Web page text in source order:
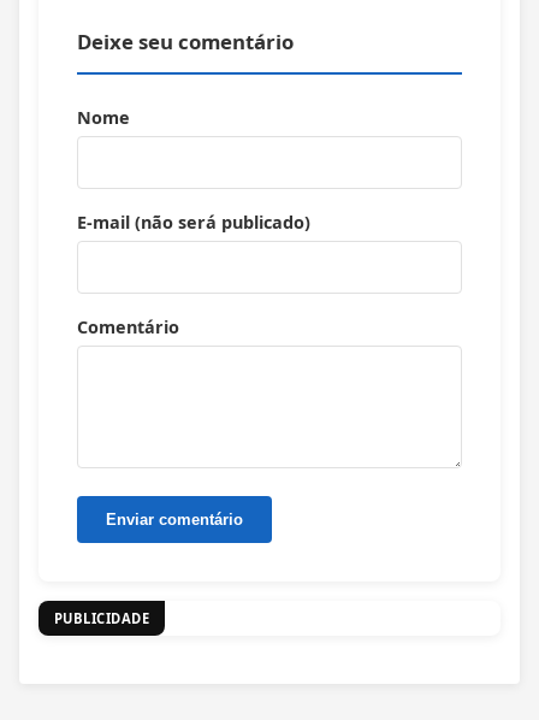
Deixe seu comentário
Nome
E-mail (não será publicado)
Comentário
PUBLICIDADE